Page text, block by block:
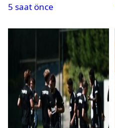
5 saat önce